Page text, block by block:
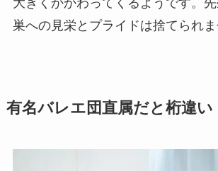
巣への見栄とプライドは捨てられま
有名バレエ団直属だと桁違い